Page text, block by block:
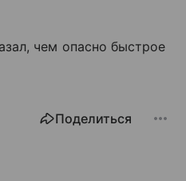
чем опасно быстрое
Поделиться